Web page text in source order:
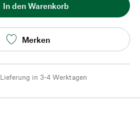
In den Warenkorb
Merken
Lieferung in 3-4 Werktagen